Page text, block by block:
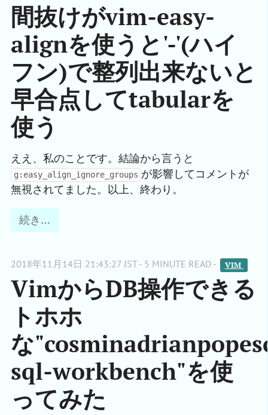
間抜けがvim-easy-
alignを使うと'-'(ハイ
フン)で整列出来ないと
早合点してtabularを
使う
ええ、私のことです。結論から言うと
g:easy_align_ignore_groups が影響してコメントが
無視されてました。以上、終わり。
続き…
2018年11月14日 21:43:27 JST - 5 MINUTE READ - VIM
VimからDB操作できる
トホホ
な
sql-workbench"を使
ってみた